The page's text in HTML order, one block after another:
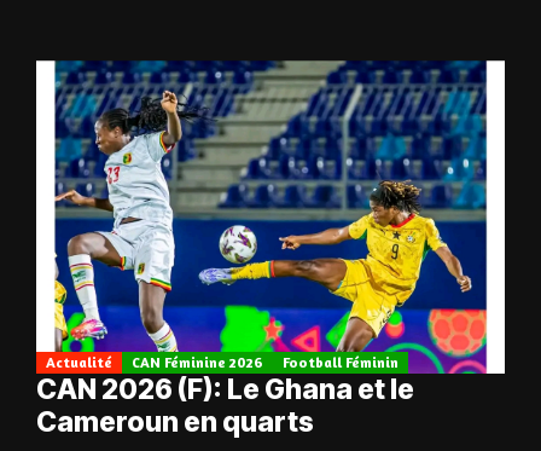
Actualité CAN Féminine 2026 Football Féminin
CAN 2026 (F): Le Ghana et le
Cameroun en quarts